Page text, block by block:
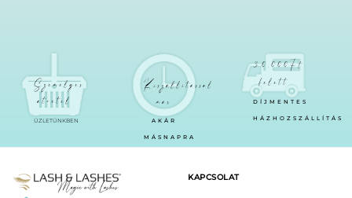
Személyes
átvétel
ÜZLETÜNKBEN
Kiszállítással
már
AKÁR
MÁSNAPRA
30.000Ft
felett
DÍJMENTES
HÁZHOZSZÁLLÍTÁS
KAPCSOLAT